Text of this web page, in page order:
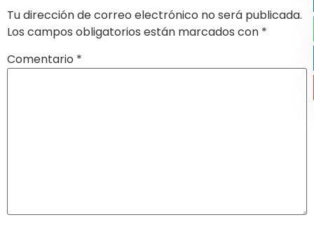
Tu dirección de correo electrónico no será publicada.
Los campos obligatorios están marcados con *
Comentario *